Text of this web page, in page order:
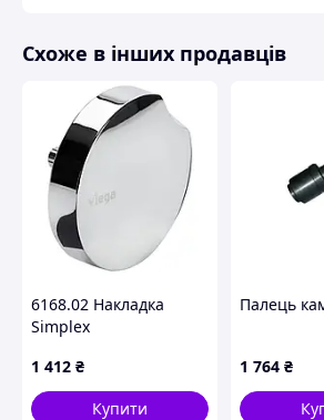
Схоже в інших продавців
6168.02 Накладка
Simplex
1 412 ₴
Купити
Палець
1 764 ₴